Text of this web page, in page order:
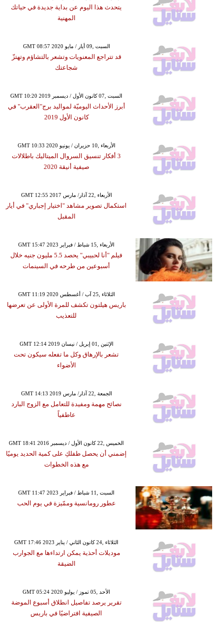
يتحدث هذا اليوم عن بداية جديدة في حياتك
المهنية
GMT 08:57 2020 السبت ,09 أيار / مايو
قد تتراجع المعنويات وتشعر بالتشاؤم وتهتزّ
شجاعتك
GMT 10:20 2019 السبت ,07 كانون الأول / ديسمبر
أبرز الأحداث اليوميّة لمواليد برج"العقرب" في
كانون الأول 2019
GMT 10:33 2020 الأربعاء ,10 حزيران / يونيو
3 أفكار تنسيق السروال الميتاليك باطلالات
صيفية أنيقة 2020
GMT 12:55 2017 الأربعاء ,22 آذار/ مارس
استكمال تصوير مشاهد "اختيار إجباري" في أيار
المقبل
GMT 15:47 2023 الأربعاء ,15 شباط / فبراير
فيلم "أنا لحبيبي" يحصد 5.5 مليون جنيه خلال
أسبوعين من طرحه في السينمات
GMT 11:19 2020 الثلاثاء ,25 آب / أغسطس
باريس هيلتون تكشف للمرة الأولى عن تعرضها
للتعذيب
GMT 12:14 2019 الإثنين ,01 إبريل / نيسان
تشعر بالإرهاق وكل ما تفعله سيكون تحت
الأضواء
GMT 14:13 2019 الجمعة ,22 آذار/ مارس
نصائح مهمة ومفيدة للتعامل مع الزوج البارد
عاطفياً
GMT 18:41 2016 الخميس ,22 كانون الأول / ديسمبر
إضمني أن يحصل طفلكِ على كمية الحديد يوميًا
مع هذه الخطوات
GMT 11:47 2023 السبت ,11 شباط / فبراير
عطور رومانسية وممّيزة في يوم الحب
GMT 17:46 2023 الثلاثاء ,24 كانون الثاني / يناير
موديلات أحذية يمكن ارتداءها مع الجوارب
الضيقة
GMT 05:24 2020 الأحد ,05 تموز / يوليو
تقرير يرصد تفاصيل انطلاق أسبوع الموضة
الصيفية افتراضيًا في باريس